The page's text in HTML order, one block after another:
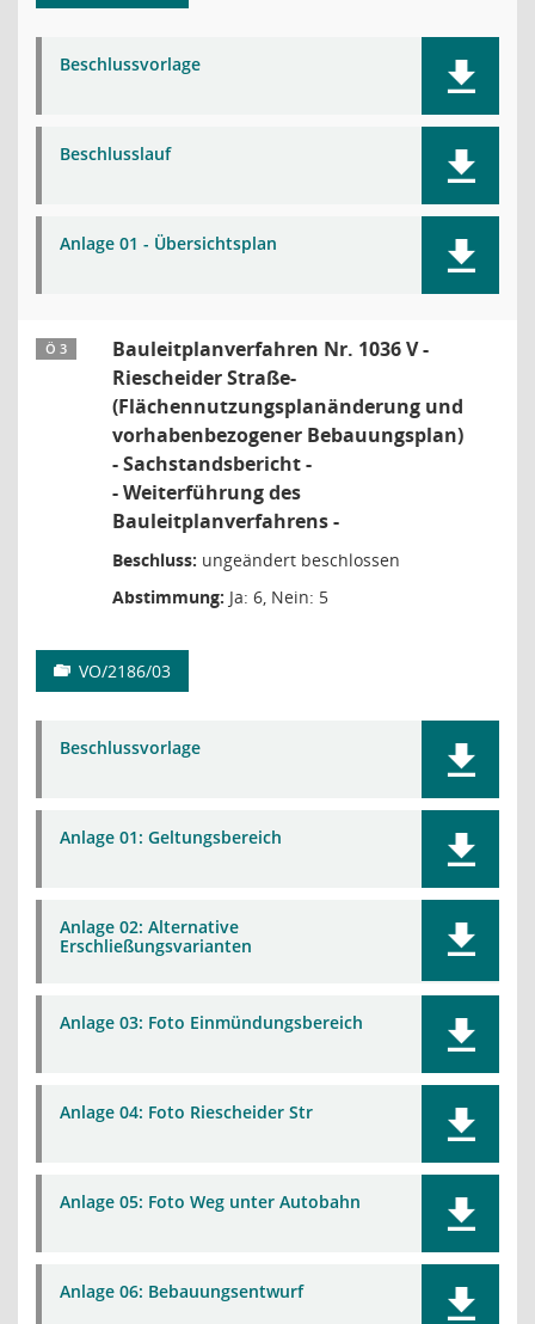
Beschlussvorlage
Beschlusslauf
Anlage 01 - Übersichtsplan
Ö 3
Bauleitplanverfahren Nr. 1036 V -
Riescheider Straße-
(Flächennutzungsplanänderung und
vorhabenbezogener Bebauungsplan)
- Sachstandsbericht -
- Weiterführung des
Bauleitplanverfahrens -
Beschluss: ungeändert beschlossen
Abstimmung: Ja: 6, Nein: 5
VO/2186/03
Beschlussvorlage
Anlage 01: Geltungsbereich
Anlage 02: Alternative
Erschließungsvarianten
Anlage 03: Foto Einmündungsbereich
Anlage 04: Foto Riescheider Str
Anlage 05: Foto Weg unter Autobahn
Anlage 06: Bebauungsentwurf